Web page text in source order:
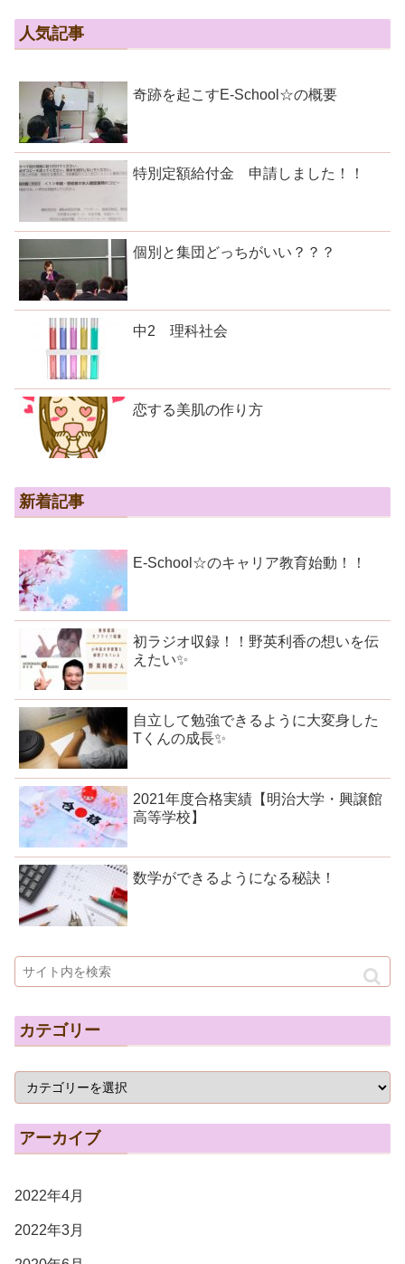
人気記事
奇跡を起こすE-School☆の概要
特別定額給付金 申請しました！！
個別と集団どっちがいい？？？
中2 理科社会
恋する美肌の作り方
新着記事
E-School☆のキャリア教育始動！！
初ラジオ収録！！野英利香の想いを伝
えたい✨
自立して勉強できるように大変身した
Tくんの成長✨
2021年度合格実績【明治大学・興譲館
高等学校】
数学ができるようになる秘訣！
カテゴリー
アーカイブ
2022年4月
2022年3月